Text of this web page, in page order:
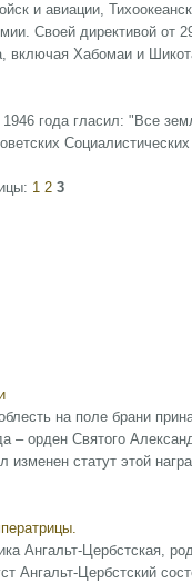
и авиации,
Своей директивой от
включая Хабомаи и
года гласил: "Все
1 2 3
на поле брани
– орден Святого
статут этой
Ангальт-Цербстская,
Ангальт-Цербстский